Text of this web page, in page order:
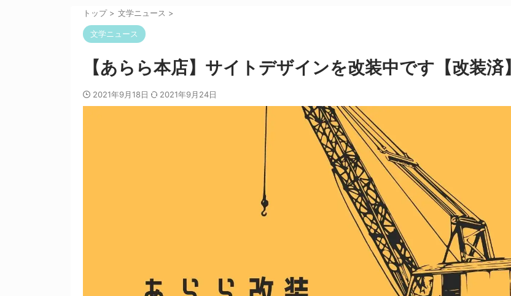
トップ > 文学ニュース >
文学ニュース
【あらら本店】サイトデザインを改装中です【改装済】
2021年9月18日 2021年9月24日